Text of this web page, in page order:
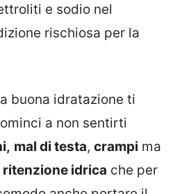
e sodio nel
rischiosa per la
buona idratazione ti
a non sentirti
mal di testa, crampi ma
ritenzione idrica che per